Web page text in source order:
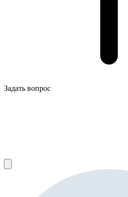
Задать вопрос